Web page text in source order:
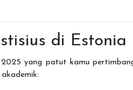
di Estonia
yang patut kamu